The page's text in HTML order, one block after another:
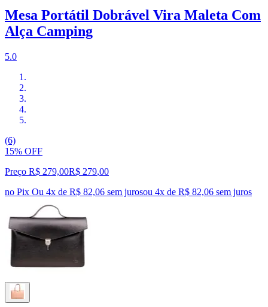
Mesa Portátil Dobrável Vira Maleta Com
Alça Camping
5.0
(6)
15% OFF
Preço R$ 279,00R$ 279,00
no Pix Ou 4x de R$ 82,06 sem jurosou 4x de R$ 82,06 sem juros